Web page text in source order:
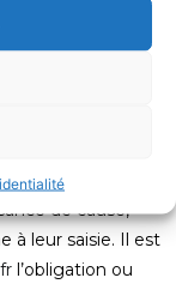
(IP) de
informations
. L’utilisateur
de cause,
à leur saisie. Il est
l’obligation ou